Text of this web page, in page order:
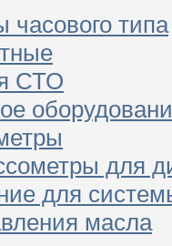
часового типа
СТО
для
для
масла